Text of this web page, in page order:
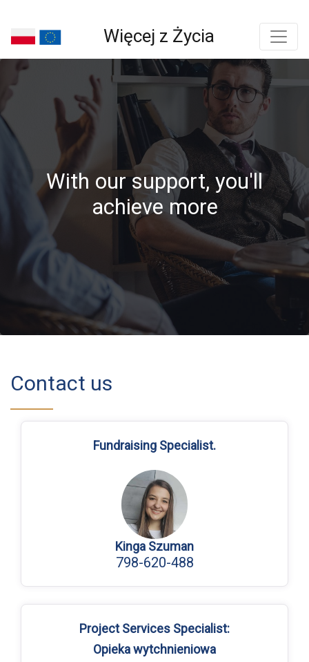
Więcej z Życia
With our support, you'll
achieve more
Contact us
Fundraising Specialist.
Kinga Szuman
798-620-488
Project Services Specialist:
Opieka wytchnieniowa